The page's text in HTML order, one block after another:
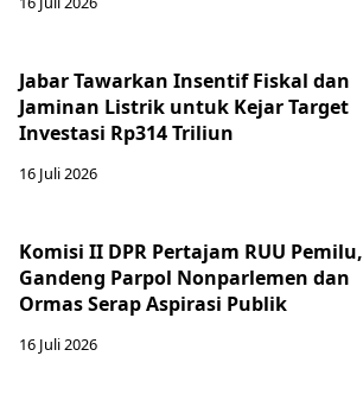
Jabar Tawarkan Insentif Fiskal dan
Jaminan Listrik untuk Kejar Target
Investasi Rp314 Triliun
16 Juli 2026
Komisi II DPR Pertajam RUU Pemilu,
Gandeng Parpol Nonparlemen dan
Ormas Serap Aspirasi Publik
16 Juli 2026